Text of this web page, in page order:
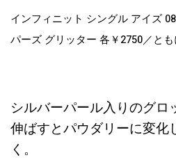
インフィニット シングル アイズ
パーズ グリッター 各￥2750／とも
シルバーパール入りのグロ
伸ばすとパウダリーに変化
く。